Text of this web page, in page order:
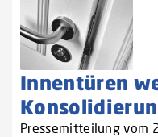
Innentüren
Pressemitteilung vom